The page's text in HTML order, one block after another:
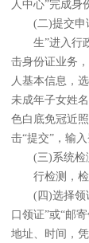
人中心”完成身
(二)提交申请
生”进入行政
击身份证业务
人基本信息，
未成年子女姓
色白底免冠近
击“提交”，输
(三)系统检测
行检测，检
(四)选择领证
口领证”或“邮
地址、时间，